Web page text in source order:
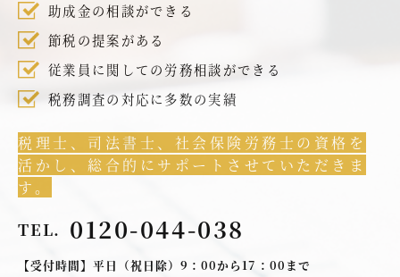
助成金の相談ができる
節税の提案がある
従業員に関しての労務相談ができる
税務調査の対応に多数の実績
税理士、司法書士、社会保険労務士の資格を
活かし、総合的にサポートさせていただきま
す。
TEL. 0120-044-038
【受付時間】平日（祝日除）9：00から17：00まで